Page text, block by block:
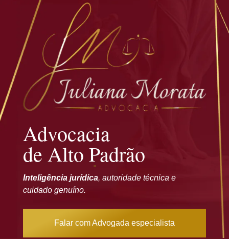
Advocacia
de Alto Padrão
Inteligência jurídica, autoridade técnica e
cuidado genuíno.
Falar com Advogada especialista